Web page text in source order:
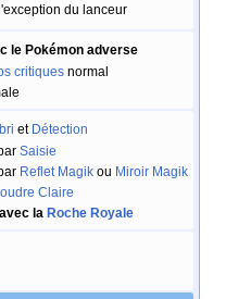
du lanceur
le Pokémon adverse
critiquesnormal
et Détection
Saisie
Reflet Magikou Miroir Magik
Claire
la Roche Royale